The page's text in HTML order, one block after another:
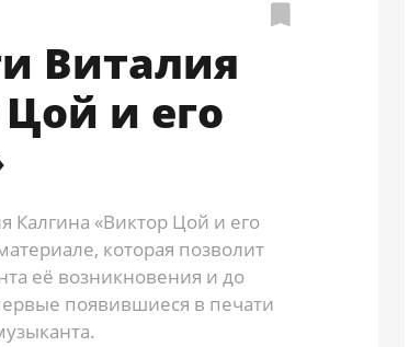
Виталия
и его
Калгина «Виктор Цой и его
которая позволит
её возникновения и до
появившиеся в печати